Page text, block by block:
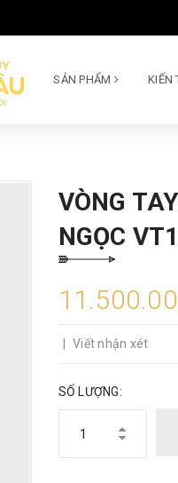
SẢN PHẨM KIẾN
VÒNG
NGỌC
Viết nhận xét
SỐ LƯỢNG: